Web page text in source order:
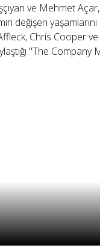
ve Mehmet Açar,
değişen
Chris Cooper ve
"The Company